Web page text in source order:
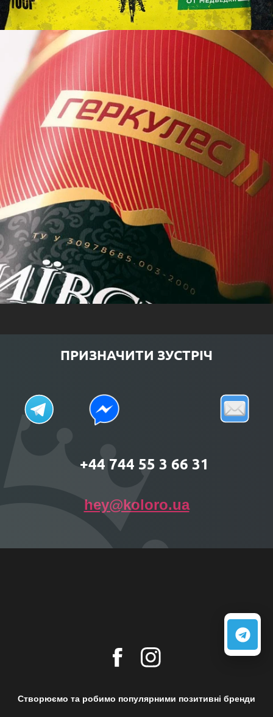
ПРИЗНАЧИТИ ЗУСТРІЧ
+44 744 55 3 66 31
hey@koloro.ua
Створюємо та робимо популярними позитивні бренди